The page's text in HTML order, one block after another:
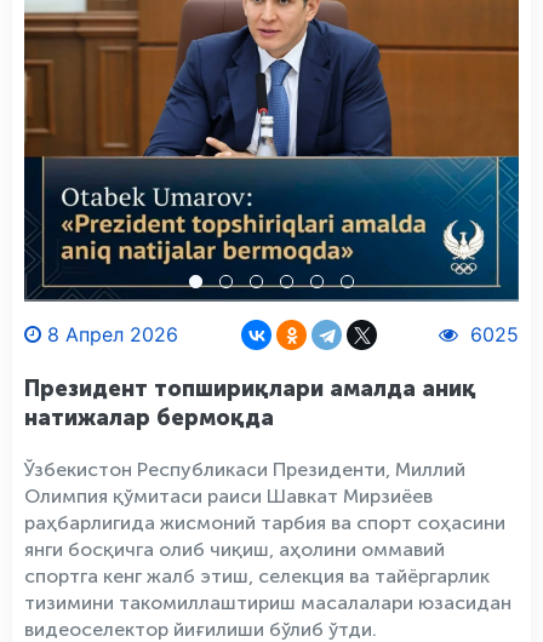
8 Апрел 2026 6025
Президент топшириқлари амалда аниқ
натижалар бермоқда
Ўзбекистон Республикаси Президенти, Миллий
Олимпия қўмитаси раиси Шавкат Мирзиёев
раҳбарлигида жисмоний тарбия ва спорт соҳасини
янги босқичга олиб чиқиш, аҳолини оммавий
спортга кенг жалб этиш, селекция ва тайёргарлик
тизимини такомиллаштириш масалалари юзасидан
видеоселектор йиғилиши бўлиб ўтди.